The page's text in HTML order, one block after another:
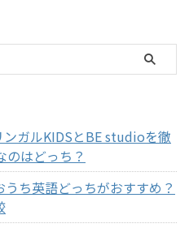
ンガルKIDSとBE studioを徹
のはどっち？
ち英語どっちがおすすめ？